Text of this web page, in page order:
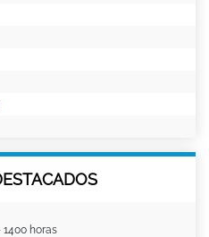
1400 horas